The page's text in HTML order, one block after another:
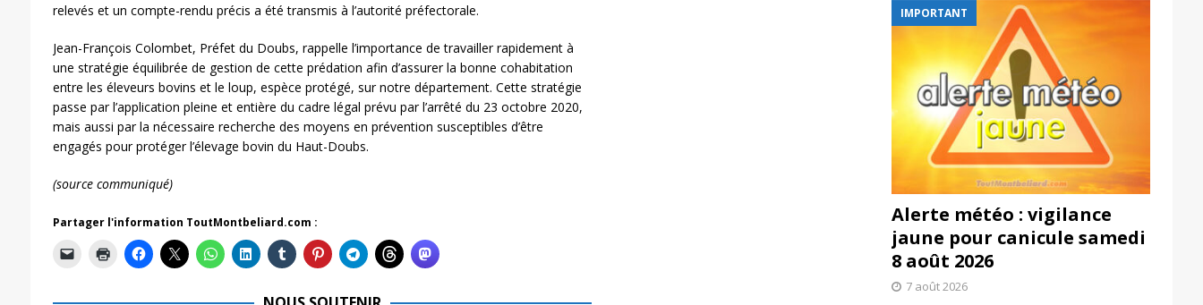
relevés et un compte-rendu précis a été transmis à l’autorité préfectorale.
Jean-François Colombet, Préfet du Doubs, rappelle l’importance de travailler rapidement à
une stratégie équilibrée de gestion de cette prédation afin d’assurer la bonne cohabitation
entre les éleveurs bovins et le loup, espèce protégé, sur notre département. Cette stratégie
passe par l’application pleine et entière du cadre légal prévu par l’arrêté du 23 octobre 2020,
mais aussi par la nécessaire recherche des moyens en prévention susceptibles d’être
engagés pour protéger l’élevage bovin du Haut-Doubs.
(source communiqué)
Partager l'information ToutMontbeliard.com :
IMPORTANT
Alerte météo : vigilance
jaune pour canicule samedi
8 août 2026
7 août 2026